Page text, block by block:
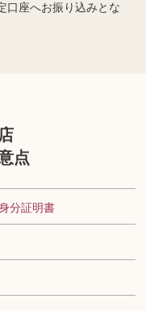
口座へお振り込みとな
点
分証明書